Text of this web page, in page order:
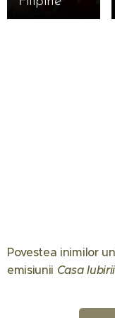
Povestea inimilor
emisiunii Casa Iubirii
08.06.2026
Gabriel
02.02.2026